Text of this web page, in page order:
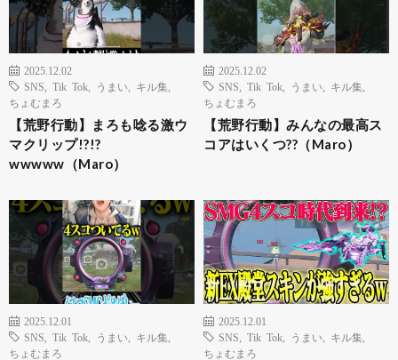
2025.12.02
SNS
Tik Tok うまい キル集
ちょむまろ
【荒野行動】まろも唸る激ウ
マクリップ!?!?
wwwww（Maro）
2025.12.02
SNS
Tik Tok うまい キル集
ちょむまろ
【荒野行動】みんなの最高ス
コアはいくつ??（Maro）
2025.12.01
SNS
Tik Tok うまい キル集
ちょむまろ
2025.12.01
SNS
Tik Tok うまい キル集
ちょむまろ